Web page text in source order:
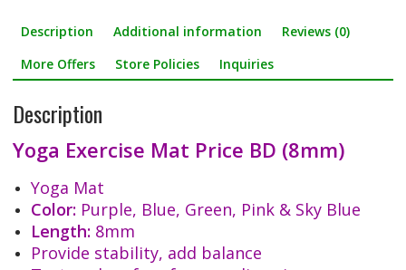
e
b
o
o
k
itt
er
ar
e
Description Additional information
Reviews (0)
More Offers
Store Policies Inquiries
Description
Yoga Exercise Mat Price BD (8mm)
Yoga Mat
Color:Purple, Blue, Green, Pink & Sky Blue
Length:8mm
Provide stability, add balance